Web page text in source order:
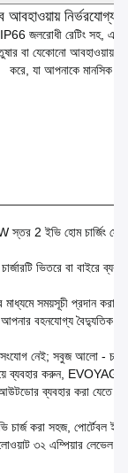
আবহাওয়ায় নির্ভরযোগ্যতা
IP66 জলরোধী রেটিং সহ, এই
বা যেকোনো আবহাওয়ায়
করে, যা আপনাকে মানসিক
2 ইভি হোম চার্জিং
ভিতরে বা বাইরে
মাধ্যমে সময়সূচী প্রদান
আপনার বহনযোগ্য বৈদ্যুতিক
নেই; সবুজ আলো -
ব্যবহার করুন, EVOYAGE
ব্যবহার করা যেতে
করা সহজ, পোর্টেবল
৩২ এম্পিয়ার লেভেল ২